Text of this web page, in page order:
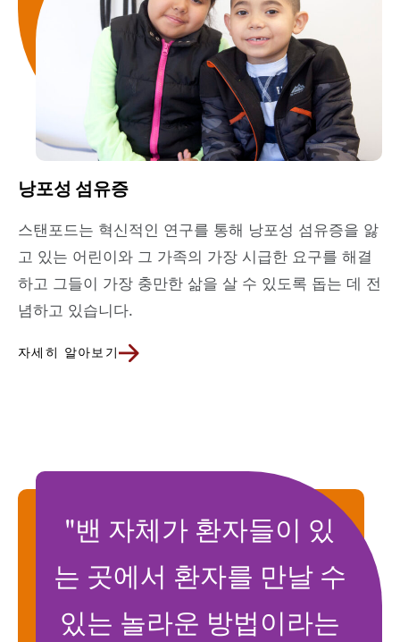
낭포성 섬유증
스탠포드는 혁신적인 연구를 통해 낭포성 섬유증을 앓
고 있는 어린이와 그 가족의 가장 시급한 요구를 해결
하고 그들이 가장 충만한 삶을 살 수 있도록 돕는 데 전
념하고 있습니다.
자세히 알아보기
"밴 자체가 환자들이 있
는 곳에서 환자를 만날 수
있는 놀라운 방법이라는